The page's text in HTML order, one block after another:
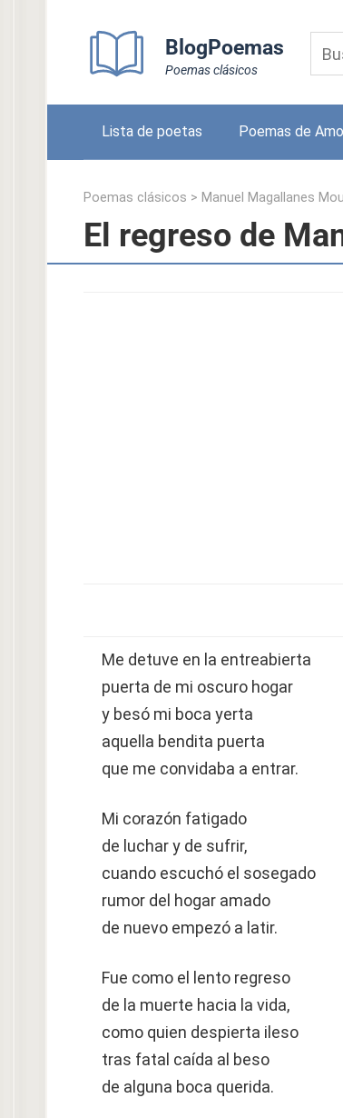
BlogPoemas
Poemas clásicos
Lista de poetas Poemas de
Poemas clásicos > Manuel Magallanes
El regreso de
Me detuve en la entreabierta
puerta de mi oscuro hogar
y besó mi boca yerta
aquella bendita puerta
que me convidaba a entrar.
Mi corazón fatigado
de luchar y de sufrir,
cuando escuchó el sosegado
rumor del hogar amado
de nuevo empezó a latir.
Fue como el lento regreso
de la muerte hacia la vida,
como quien despierta ileso
tras fatal caída al beso
de alguna boca querida.